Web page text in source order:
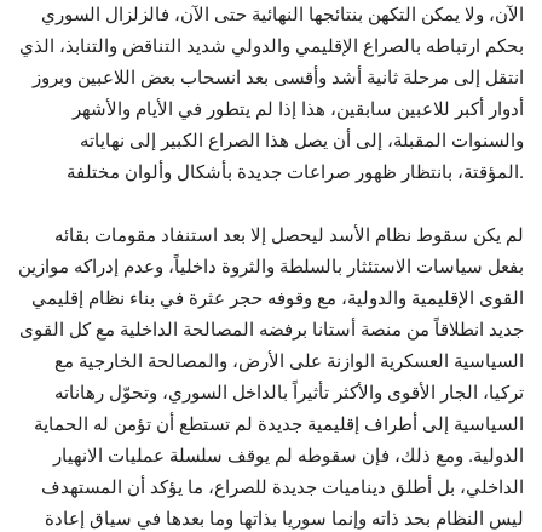
الآن، ولا يمكن التكهن بنتائجها النهائية حتى الآن، فالزلزال السوري
بحكم ارتباطه بالصراع الإقليمي والدولي شديد التناقض والتنابذ، الذي
انتقل إلى مرحلة ثانية أشد وأقسى بعد انسحاب بعض اللاعبين وبروز
أدوار أكبر للاعبين سابقين، هذا إذا لم يتطور في الأيام والأشهر
والسنوات المقبلة، إلى أن يصل هذا الصراع الكبير إلى نهاياته
المؤقتة، بانتظار ظهور صراعات جديدة بأشكال وألوان مختلفة.
لم يكن سقوط نظام الأسد ليحصل إلا بعد استنفاد مقومات بقائه
بفعل سياسات الاستئثار بالسلطة والثروة داخلياً، وعدم إدراكه موازين
القوى الإقليمية والدولية، مع وقوفه حجر عثرة في بناء نظام إقليمي
جديد انطلاقاً من منصة أستانا برفضه المصالحة الداخلية مع كل القوى
السياسية العسكرية الوازنة على الأرض، والمصالحة الخارجية مع
تركيا، الجار الأقوى والأكثر تأثيراً بالداخل السوري، وتحوّل رهاناته
السياسية إلى أطراف إقليمية جديدة لم تستطع أن تؤمن له الحماية
الدولية. ومع ذلك، فإن سقوطه لم يوقف سلسلة عمليات الانهيار
الداخلي، بل أطلق ديناميات جديدة للصراع، ما يؤكد أن المستهدف
ليس النظام بحد ذاته وإنما سوريا بذاتها وما بعدها في سياق إعادة